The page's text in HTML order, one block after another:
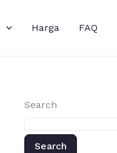
Harga FAQ
Search
Search